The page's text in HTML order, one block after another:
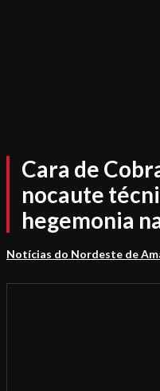
Cara de
nocaute
hegemonia
Notícias do Nordeste de